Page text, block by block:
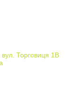
вул. Торговиця 1В